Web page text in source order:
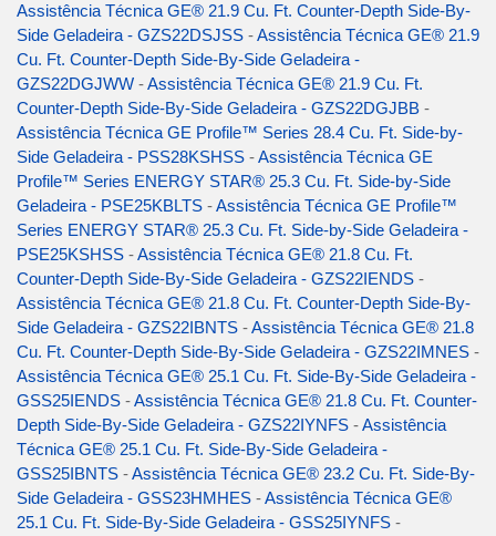
Assistência Técnica GE® 21.9 Cu. Ft. Counter-Depth Side-By-
Side Geladeira - GZS22DSJSS -Assistência Técnica GE® 21.9
Cu. Ft. Counter-Depth Side-By-Side Geladeira -
GZS22DGJWW -Assistência Técnica GE® 21.9 Cu. Ft.
Counter-Depth Side-By-Side Geladeira - GZS22DGJBB -
Assistência Técnica GE Profile™ Series 28.4 Cu. Ft. Side-by-
Side Geladeira - PSS28KSHSS -Assistência Técnica GE
Profile™ Series ENERGY STAR® 25.3 Cu. Ft. Side-by-Side
Geladeira - PSE25KBLTS -Assistência Técnica GE Profile™
Series ENERGY STAR® 25.3 Cu. Ft. Side-by-Side Geladeira -
PSE25KSHSS -Assistência Técnica GE® 21.8 Cu. Ft.
Counter-Depth Side-By-Side Geladeira - GZS22IENDS -
Assistência Técnica GE® 21.8 Cu. Ft. Counter-Depth Side-By-
Side Geladeira - GZS22IBNTS -Assistência Técnica GE® 21.8
Cu. Ft. Counter-Depth Side-By-Side Geladeira - GZS22IMNES -
Assistência Técnica GE® 25.1 Cu. Ft. Side-By-Side Geladeira -
GSS25IENDS -Assistência Técnica GE® 21.8 Cu. Ft. Counter-
Depth Side-By-Side Geladeira - GZS22IYNFS -Assistência
Técnica GE® 25.1 Cu. Ft. Side-By-Side Geladeira -
GSS25IBNTS -Assistência Técnica GE® 23.2 Cu. Ft. Side-By-
Side Geladeira - GSS23HMHES -Assistência Técnica GE®
25.1 Cu. Ft. Side-By-Side Geladeira - GSS25IYNFS -